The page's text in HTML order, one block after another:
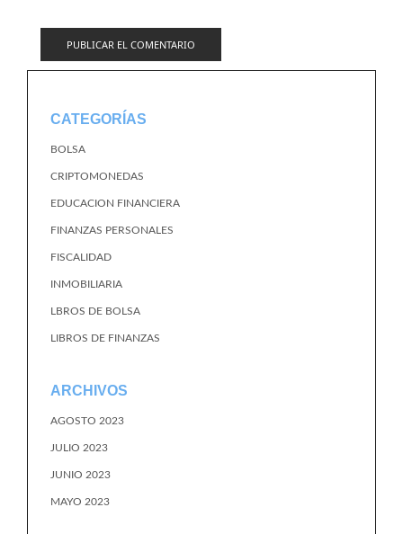
CATEGORÍAS
BOLSA
CRIPTOMONEDAS
EDUCACION FINANCIERA
FINANZAS PERSONALES
FISCALIDAD
INMOBILIARIA
LBROS DE BOLSA
LIBROS DE FINANZAS
ARCHIVOS
AGOSTO 2023
JULIO 2023
JUNIO 2023
MAYO 2023